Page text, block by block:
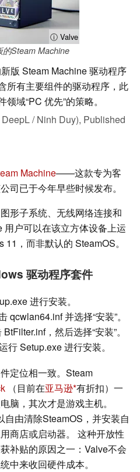
ⓘ Valve
的Steam Machine
版 Steam Machine 驱动程序
所有主要组件的驱动程序，此
域“PC 优先”的策略。
DeepL / Ninh Duy), Published
Machine——这款专为客
司已于今年早些时候发布。
形子系统、无线网络连接和
户可以在该立方体设备上运
，而非默认的 SteamOS。
驱动程序套件
进行安装。
qcwlan64.inf 并选择“安装”。
BtFilter.inf，然后选择“安装”。
行 Setup.exe 进行安装。
定位相一致。Steam
（目前在亚马逊 有折扣）一
脑，其次才是游戏主机。
由清除SteamOS，并安装自
商店或启动器。 这种开放性
补贴的原因之一：Valve不会
中来收回硬件成本。